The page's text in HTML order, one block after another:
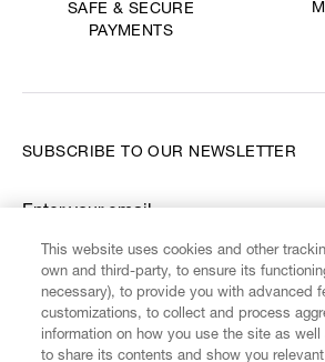
SAFE & SECURE
PAYMENTS
FIND US ON
SUBSCRIBE TO OUR NEWSLETTER
Enter your email
*
This website uses cookies and other
own and third-party, to ensure its
necessary), to provide you with advanced
customizations, to collect and process
information on how you use the site as
to share its contents and show you